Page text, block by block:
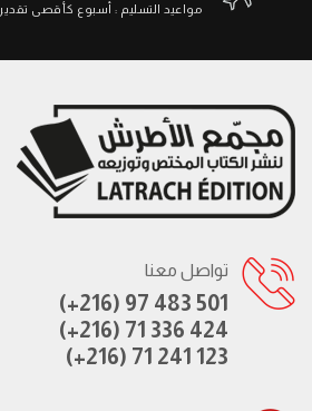
مواعيد التسليم : أسبوع كأقصى تقدير
تواصل معنا
(+216) 97 483 501
(+216) 71 336 424
(+216) 71 241 123